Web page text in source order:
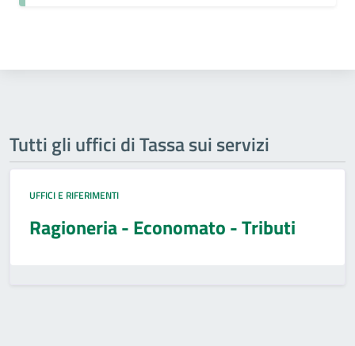
Tutti gli uffici di Tassa sui servizi
UFFICI E RIFERIMENTI
Ragioneria - Economato - Tributi